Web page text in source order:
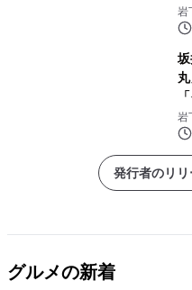
岩
ラ
岩
発行者のリ
グルメの新着